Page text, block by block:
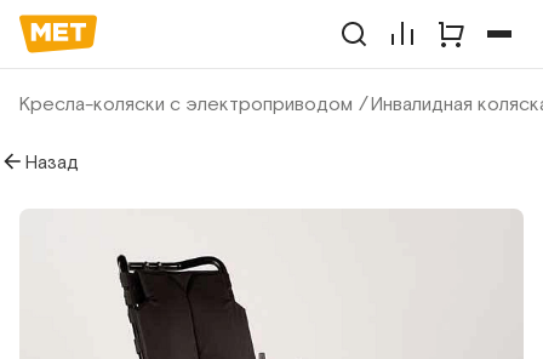
Кресла-коляски с электроприводом Инвалидная
Назад